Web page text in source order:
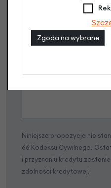
3
Raty do
Niniejsza propozycja nie
66 Kodeksu Cywilnego.
i przyznaniu kredytu
zdolności kredytowej.
Zgoda na wybrane